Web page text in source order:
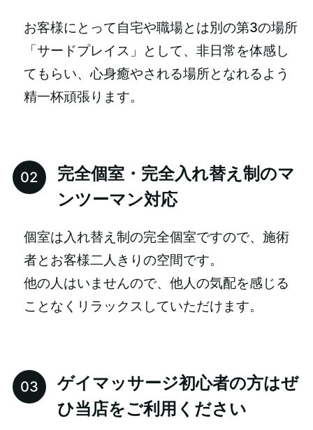
お客様にとって自宅や職場とは別の第3の場所
「サードプレイス」として、非日常を体感し
てもらい、心身癒やされる場所となれるよう
精一杯頑張ります。
完全個室・完全入れ替え制のマ
ンツーマン対応
個室は入れ替え制の完全個室ですので、施術
者とお客様二人きりの空間です。
他の人はいませんので、他人の気配を感じる
ことなくリラックスしていただけます。
ゲイマッサージ初心者の方はぜ
ひ当店をご利用ください